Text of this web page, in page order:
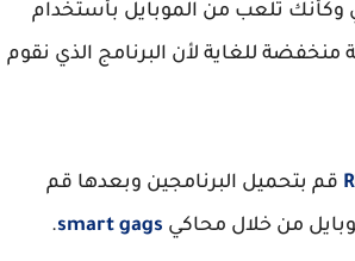
وكأنك تلعب من الموبايل بأستخدام
للغاية لأن البرنامج الذي نقوم
قم بتحميل البرنامجين وبعدها قم
من خلال محاكي smart gags
.